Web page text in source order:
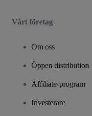
Vårt företag
Om oss
Öppen distribution
Affiliate-program
Investerare